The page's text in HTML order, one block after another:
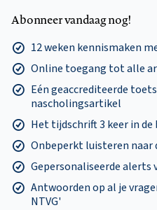
Abonneer vandaag nog!
12 weken kennismaken
Online toegang tot alle
Eén geaccrediteerde
nascholingsartikel
Het tijdschrift 3 keer in de
Onbeperkt luisteren naar
Gepersonaliseerde alerts
Antwoorden op al je
NTVG'